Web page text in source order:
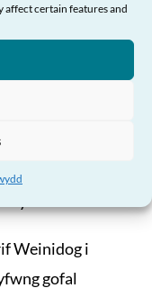
affect certain features and
Angen Help?
a’r
a heneiddio’n
a’u cynnal.
sydd ei angen i
hirach,
Weinidog i
gofal